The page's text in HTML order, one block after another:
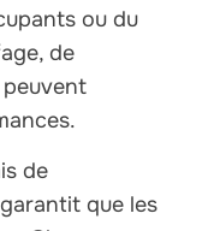
ou du
de
de
que les